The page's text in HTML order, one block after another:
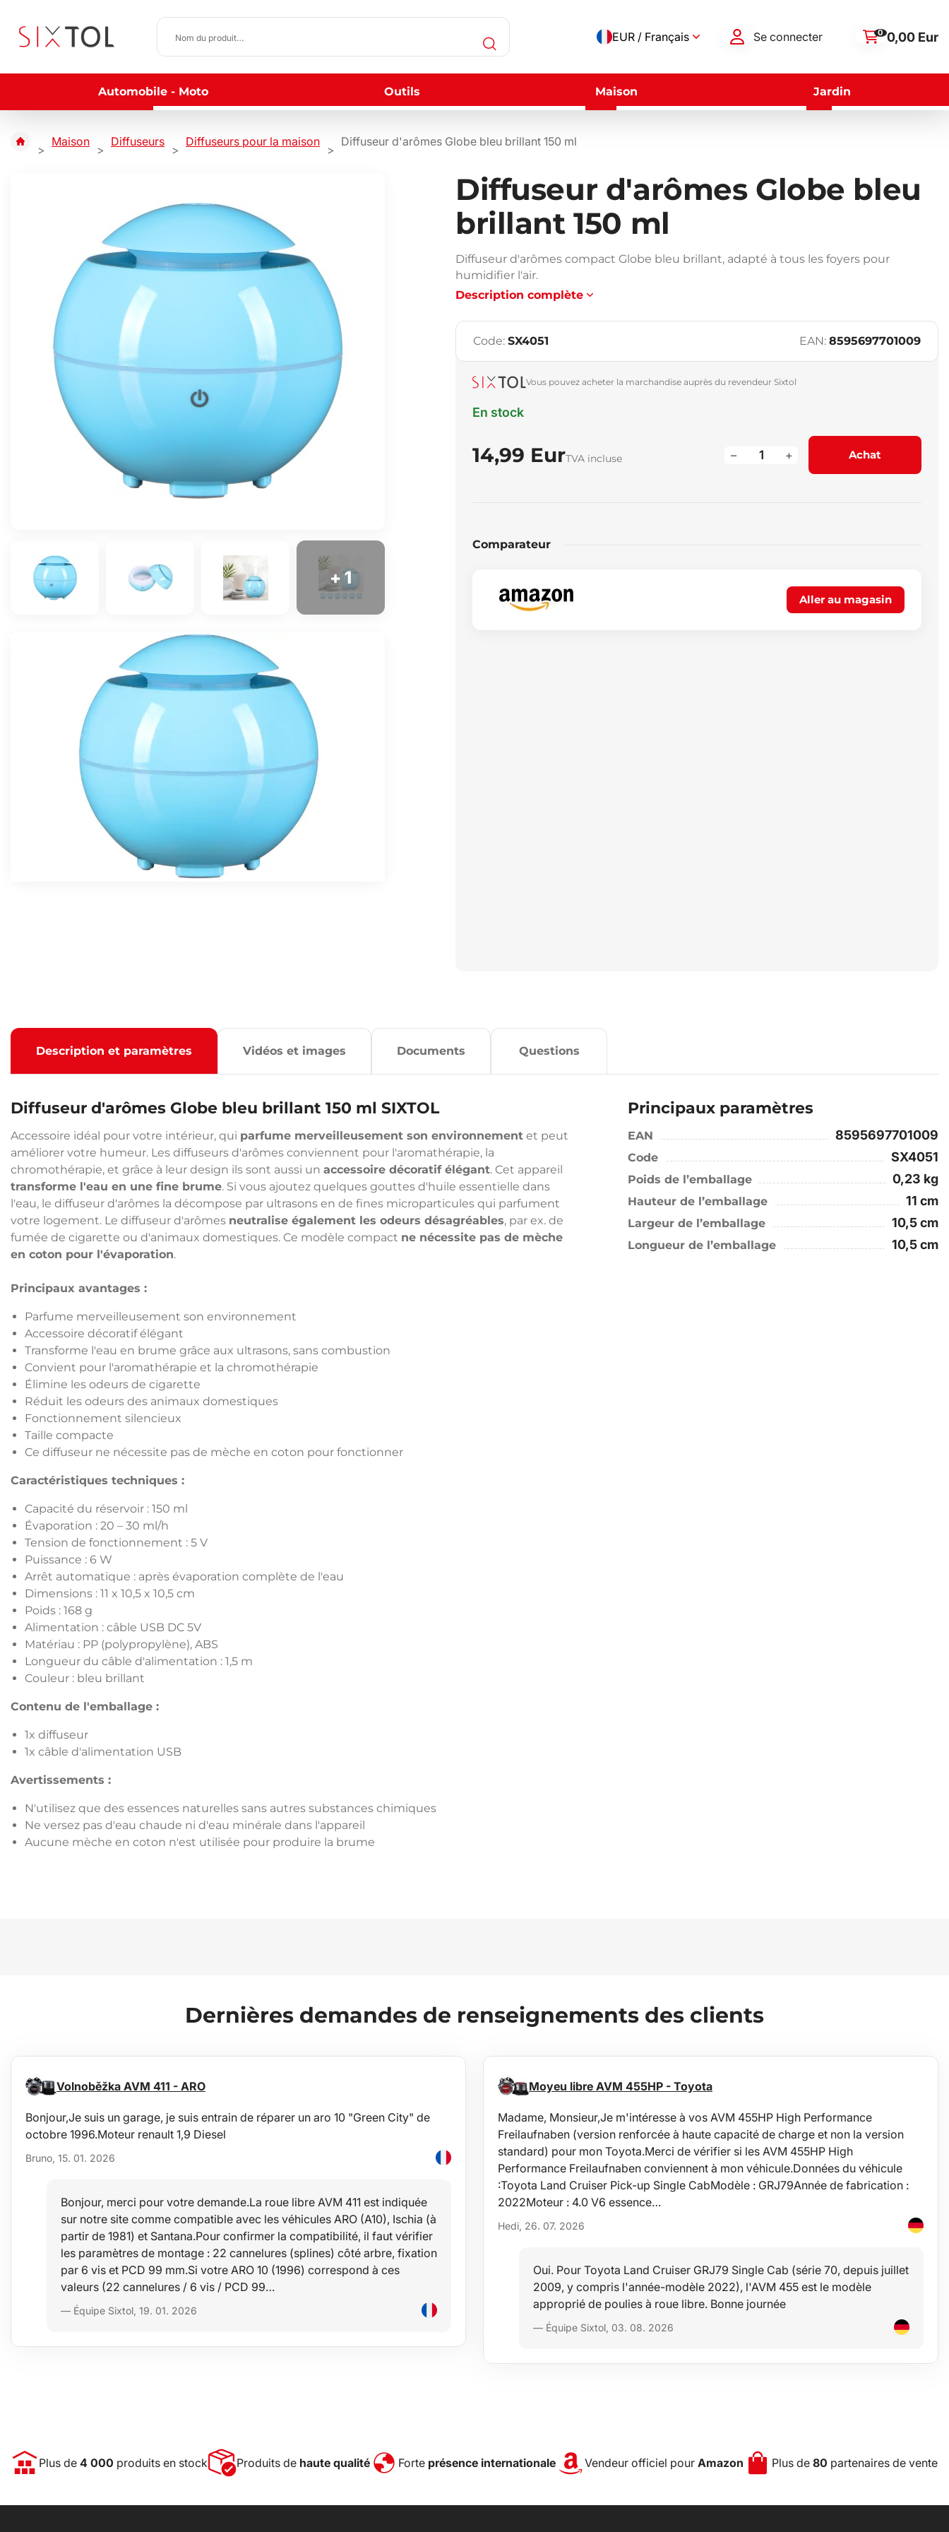
EUR / Français Se connecter 0 0,00 Eur
Automobile - Moto Outils Maison Jardin
Maison Diffuseurs Diffuseurs pour la maison Diffuseur d'arômes Globe bleu brillant 150 ml
Diffuseur d'arômes Globe bleu
brillant 150 ml
Diffuseur d'arômes compact Globe bleu brillant, adapté à tous les foyers pour
humidifier l'air.
Description complète
+ 1
Code: SX4051 EAN: 8595697701009
Vous pouvez acheter la marchandise auprès du revendeur Sixtol
En stock
14,99 EurTVA incluse +
– Achat
Comparateur
Aller au magasin
Description et paramètres Vidéos et images Documents Questions
Diffuseur d'arômes Globe bleu brillant 150 ml SIXTOL
Accessoire idéal pour votre intérieur, qui parfume merveilleusement son environnement et peut
améliorer votre humeur. Les diffuseurs d'arômes conviennent pour l'aromathérapie, la
chromothérapie, et grâce à leur design ils sont aussi un accessoire décoratif élégant. Cet appareil
transforme l'eau en une fine brume. Si vous ajoutez quelques gouttes d'huile essentielle dans
l'eau, le diffuseur d'arômes la décompose par ultrasons en de fines microparticules qui parfument
votre logement. Le diffuseur d'arômes neutralise également les odeurs désagréables, par ex. de
fumée de cigarette ou d'animaux domestiques. Ce modèle compact ne nécessite pas de mèche
en coton pour l'évaporation.
Principaux avantages :
Parfume merveilleusement son environnement
Accessoire décoratif élégant
Transforme l'eau en brume grâce aux ultrasons, sans combustion
Convient pour l'aromathérapie et la chromothérapie
Élimine les odeurs de cigarette
Réduit les odeurs des animaux domestiques
Fonctionnement silencieux
Taille compacte
Ce diffuseur ne nécessite pas de mèche en coton pour fonctionner
Caractéristiques techniques :
Capacité du réservoir : 150 ml
Évaporation : 20 – 30 ml/h
Tension de fonctionnement : 5 V
Puissance : 6 W
Arrêt automatique : après évaporation complète de l'eau
Dimensions : 11 x 10,5 x 10,5 cm
Poids : 168 g
Alimentation : câble USB DC 5V
Matériau : PP (polypropylène), ABS
Longueur du câble d'alimentation : 1,5 m
Couleur : bleu brillant
Contenu de l'emballage :
1x diffuseur
1x câble d'alimentation USB
Avertissements :
N'utilisez que des essences naturelles sans autres substances chimiques
Ne versez pas d'eau chaude ni d'eau minérale dans l'appareil
Aucune mèche en coton n'est utilisée pour produire la brume
Principaux paramètres
EAN 8595697701009
Code SX4051
Poids de l’emballage 0,23 kg
Hauteur de l’emballage 11 cm
Largeur de l’emballage 10,5 cm
Longueur de l’emballage 10,5 cm
Dernières demandes de renseignements des clients
Volnoběžka AVM 411 - ARO
Bonjour,Je suis un garage, je suis entrain de réparer un aro 10 "Green City" de
octobre 1996.Moteur renault 1,9 Diesel
Bruno, 15. 01. 2026
Bonjour, merci pour votre demande.La roue libre AVM 411 est indiquée
sur notre site comme compatible avec les véhicules ARO (A10), Ischia (à
partir de 1981) et Santana.Pour confirmer la compatibilité, il faut vérifier
les paramètres de montage : 22 cannelures (splines) côté arbre, fixation
par 6 vis et PCD 99 mm.Si votre ARO 10 (1996) correspond à ces
valeurs (22 cannelures / 6 vis / PCD 99…
— Équipe Sixtol, 19. 01. 2026
Moyeu libre AVM 455HP - Toyota
Madame, Monsieur,Je m'intéresse à vos AVM 455HP High Performance
Freilaufnaben (version renforcée à haute capacité de charge et non la version
standard) pour mon Toyota.Merci de vérifier si les AVM 455HP High
Performance Freilaufnaben conviennent à mon véhicule.Données du véhicule
:Toyota Land Cruiser Pick-up Single CabModèle : GRJ79Année de fabrication :
2022Moteur : 4.0 V6 essence…
Hedi, 26. 07. 2026
Oui. Pour Toyota Land Cruiser GRJ79 Single Cab (série 70, depuis juillet
2009, y compris l'année-modèle 2022), l'AVM 455 est le modèle
approprié de poulies à roue libre. Bonne journée
— Équipe Sixtol, 03. 08. 2026
Plus de 4 000 produits en stock Produits de haute qualité Forte présence internationale Vendeur officiel pour Amazon Plus de80 partenaires de vente